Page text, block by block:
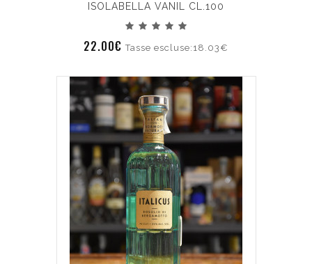
ISOLABELLA VANIL CL.100
22.00€Tasse escluse:18.03€